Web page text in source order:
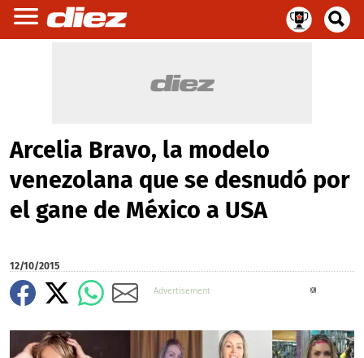
Arcelia Bravo, la modelo
venezolana que se desnudó por
el gane de México a USA
12/10/2015
X